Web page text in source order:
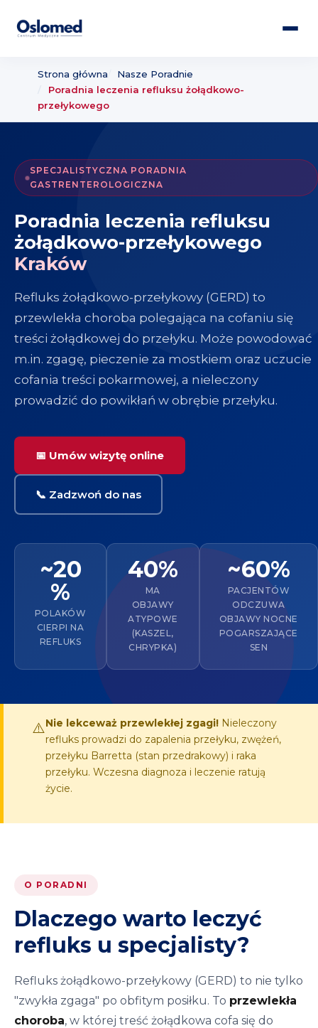
treści
Strona główna
Nasze Poradnie
Poradnia leczenia refluksu żołądkowo-
przełykowego
SPECJALISTYCZNA PORADNIA
GASTRENTEROLOGICZNA
Poradnia leczenia refluksu
żołądkowo-przełykowego
Kraków
Refluks żołądkowo-przełykowy (GERD) to
przewlekła choroba polegająca na cofaniu się
treści żołądkowej do przełyku. Może powodować
m.in. zgagę, pieczenie za mostkiem oraz uczucie
cofania treści pokarmowej, a nieleczony
prowadzić do powikłań w obrębie przełyku.
📅 Umów wizytę online
📞 Zadzwoń do nas
~20
%
POLAKÓW
CIERPI NA
REFLUKS
40%
MA
OBJAWY
ATYPOWE
(KASZEL,
CHRYPKA)
~60%
PACJENTÓW
ODCZUWA
OBJAWY NOCNE
POGARSZAJĄCE
SEN
⚠️Nie lekceważ przewlekłej zgagi! Nieleczony
refluks prowadzi do zapalenia przełyku, zwężeń,
przełyku Barretta (stan przedrakowy) i raka
przełyku. Wczesna diagnoza i leczenie ratują
życie.
O PORADNI
Dlaczego warto leczyć
refluks u specjalisty?
Refluks żołądkowo-przełykowy (GERD) to nie tylko
"zwykła zgaga" po obfitym posiłku. To przewlekła
choroba, w której treść żołądkowa cofa się do